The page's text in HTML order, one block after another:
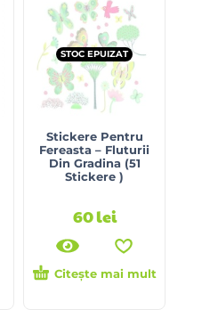
STOC EPUIZAT
Stickere Pentru
Fereasta – Fluturii
Din Gradina (51
Stickere )
60lei
Citește mai mult